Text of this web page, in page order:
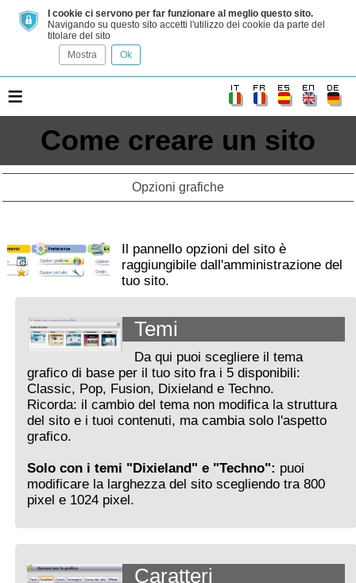
I cookie ci servono per far funzionare al meglio questo sito.
Navigando su questo sito accetti l'utilizzo dei cookie da parte del
titolare del sito
Mostra
Ok
≡
Come creare un sito
Opzioni grafiche
Il pannello opzioni del sito è
raggiungibile dall'amministrazione del
tuo sito.
Temi
Da qui puoi scegliere il tema
grafico di base per il tuo sito fra i 5 disponibili:
Classic, Pop, Fusion, Dixieland e Techno.
Ricorda: il cambio del tema non modifica la struttura
del sito e i tuoi contenuti, ma cambia solo l'aspetto
grafico.
Solo con i temi "Dixieland" e "Techno": puoi
modificare la larghezza del sito scegliendo tra 800
pixel e 1024 pixel.
Caratteri